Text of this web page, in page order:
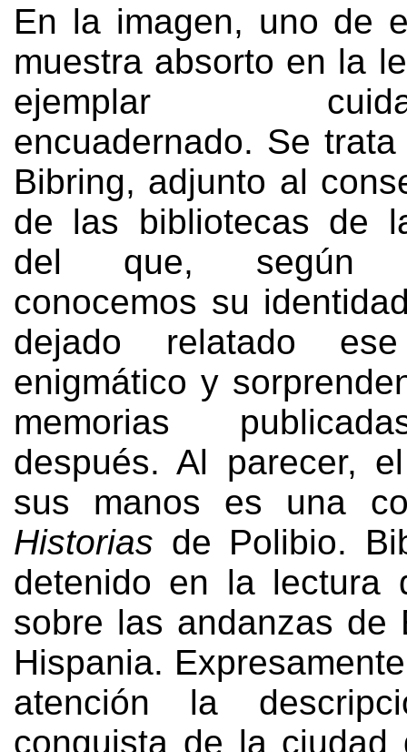
En la imagen, uno de
muestra absorto en la
ejemplar
encuadernado. Se
Bibring, adjunto al
de las bibliotecas de
del que, según
conocemos su
dejado relatado
enigmático y
memorias
después.Al parecer,
sus manos es una
Historias de Polibio.
detenido en la lectura
sobre las andanzas de
Hispania. Expresamente
atención la
conquista de la ciudad